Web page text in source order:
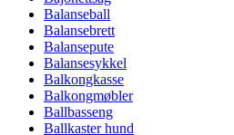
Balanseball
Balansebrett
Balansepute
Balansesykkel
Balkongkasse
Balkongmøbler
Ballbasseng
Ballkaster hund